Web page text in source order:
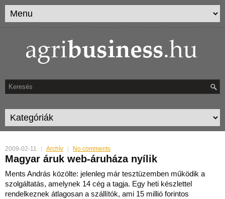
2009-02-11 Archív No comments
Magyar áruk web-áruháza nyílik
Ments András közölte: jelenleg már tesztüzemben működik a
szolgáltatás, amelynek 14 cég a tagja. Egy heti készlettel
rendelkeznek átlagosan a szállítók, ami 15 millió forintos